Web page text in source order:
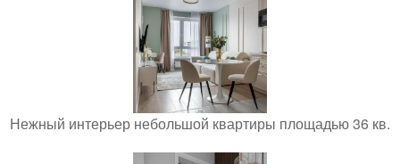
Нежный интерьер небольшой квартиры площадью 36 кв.